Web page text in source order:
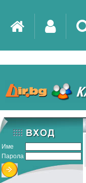
Име
Парола